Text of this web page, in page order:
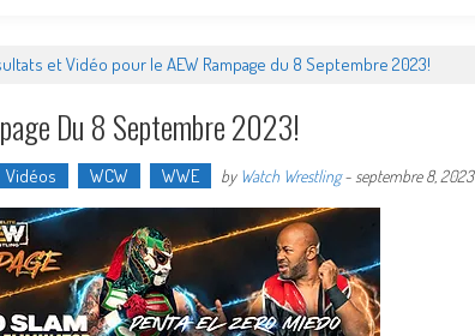
et Vidéo pour le AEW Rampage du 8 Septembre 2023!
Du 8 Septembre 2023!
Vidéos WCW WWE by Watch Wrestling- septembre 8, 2023